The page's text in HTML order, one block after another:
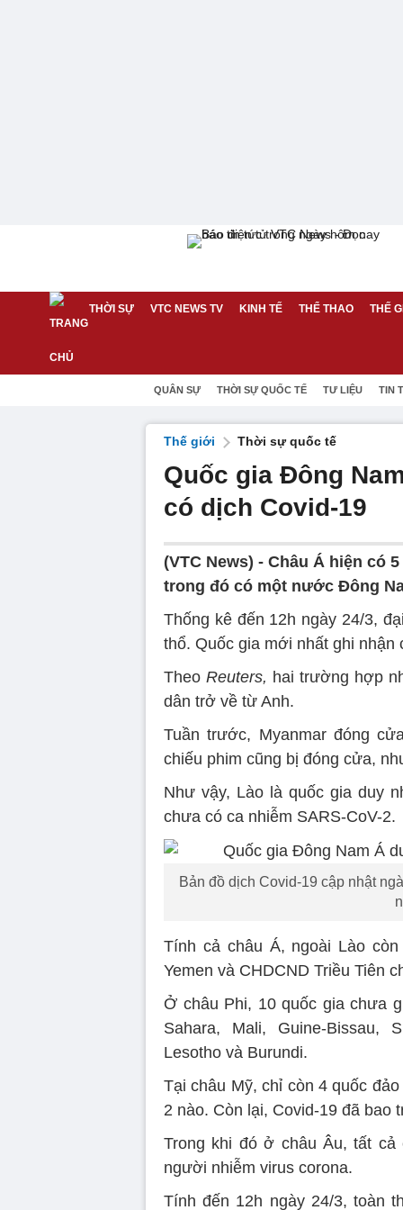
THỜI SỰ VTC NEWS TV KINH TẾ THỂ THAO THẾ
QUÂN SỰ THỜI SỰ QUỐC TẾ TƯ LIỆU TIN
Thế giới Thời sự quốc tế
Quốc gia Đông
có dịch Covid-19
(VTC News) - Châu Á hiện có
trong đó có một nước Đông
Thống kê đến 12h ngày 24/3,
thổ. Quốc gia mới nhất ghi nhận
Theo Reuters, hai trường hợp
dân trở về từ Anh.
Tuần trước, Myanmar đóng
chiếu phim cũng bị đóng cửa,
Như vậy, Lào là quốc gia duy
chưa có ca nhiễm SARS-CoV-2.
Bản đồ dịch Covid-19 cập nhật
Tính cả châu Á, ngoài Lào
Yemen và CHDCND Triều Tiên
Ở châu Phi, 10 quốc gia chưa
Sahara, Mali, Guine-Bissau,
Lesotho và Burundi.
Tại châu Mỹ, chỉ còn 4 quốc
2 nào. Còn lại, Covid-19 đã bao
Trong khi đó ở châu Âu, tất
người nhiễm virus corona.
Tính đến 12h ngày 24/3, toàn